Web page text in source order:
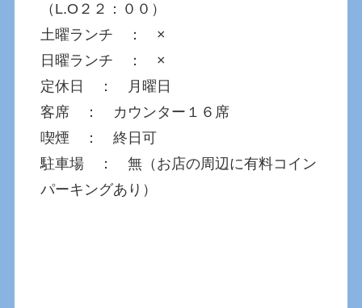
（L.O２２：００）
土曜ランチ ： ×
日曜ランチ ： ×
定休日 ： 月曜日
客席 ： カウンター１６席
喫煙 ： 終日可
駐車場 ： 無（お店の周辺に有料コイン
パーキングあり）